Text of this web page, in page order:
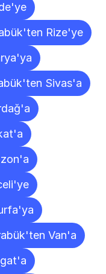
Rize'ye
Sivas'a
Van'a